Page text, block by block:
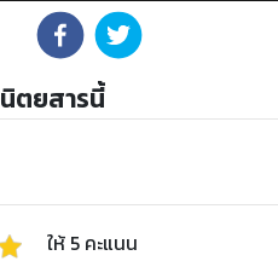
ตยสารนี้
ให้ 5 คะแนน